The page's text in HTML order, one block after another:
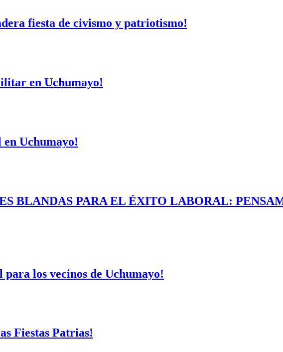
fiesta de civismo y patriotismo!
en Uchumayo!
en Uchumayo!
BLANDAS PARA EL ÉXITO LABORAL:
los vecinos de Uchumayo!
Fiestas Patrias!